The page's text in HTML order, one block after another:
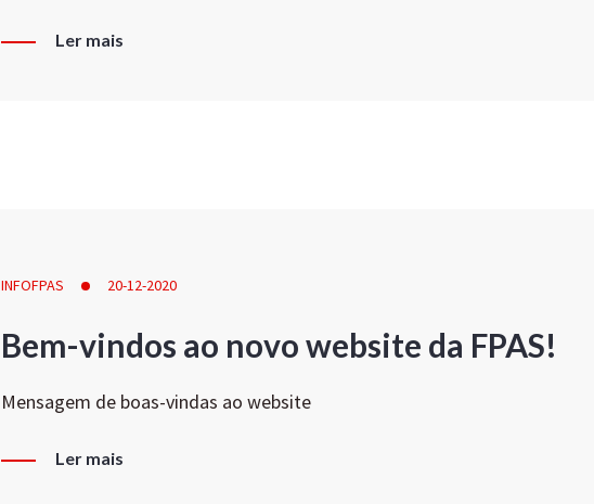
Ler mais
INFOFPAS 20-12-2020
Bem-vindos ao novo website da FPAS!
Mensagem de boas-vindas ao website
Ler mais